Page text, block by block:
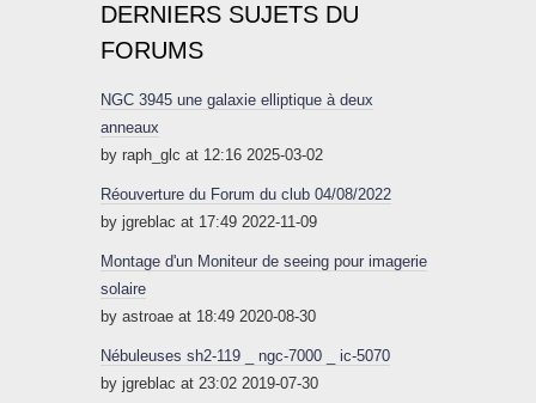
DERNIERS SUJETS DU
FORUMS
NGC 3945 une galaxie elliptique à deux
anneaux
by raph_glc at 12:16 2025-03-02
Réouverture du Forum du club 04/08/2022
by jgreblac at 17:49 2022-11-09
Montage d'un Moniteur de seeing pour imagerie
solaire
by astroae at 18:49 2020-08-30
Nébuleuses sh2-119 _ ngc-7000 _ ic-5070
by jgreblac at 23:02 2019-07-30